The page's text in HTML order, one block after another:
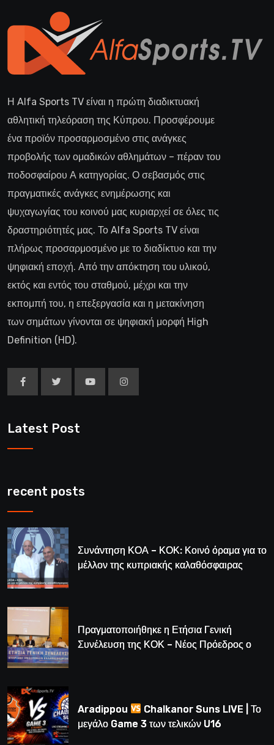
Η Alfa Sports TV είναι η πρώτη διαδικτυακή
αθλητική τηλεόραση της Κύπρου. Προσφέρουμε
ένα προϊόν προσαρμοσμένο στις ανάγκες
προβολής των ομαδικών αθλημάτων – πέραν του
ποδοσφαίρου Α κατηγορίας. Ο σεβασμός στις
πραγματικές ανάγκες ενημέρωσης και
ψυχαγωγίας του κοινού μας κυριαρχεί σε όλες τις
δραστηριότητές μας. Το Alfa Sports TV είναι
πλήρως προσαρμοσμένο με το διαδίκτυο και την
ψηφιακή εποχή. Από την απόκτηση του υλικού,
εκτός και εντός του σταθμού, μέχρι και την
εκπομπή του, η επεξεργασία και η μετακίνηση
των σημάτων γίνονται σε ψηφιακή μορφή High
Definition (HD).
Latest Post
recent posts
Συνάντηση ΚΟΑ – ΚΟΚ: Κοινό όραμα για το
μέλλον της κυπριακής καλαθόσφαιρας
Πραγματοποιήθηκε η Ετήσια Γενική
Συνέλευση της ΚΟΚ – Νέος Πρόεδρος ο
Aradippou
Chalkanor Suns LIVE | Το
μεγάλο Game 3 των τελικών U16